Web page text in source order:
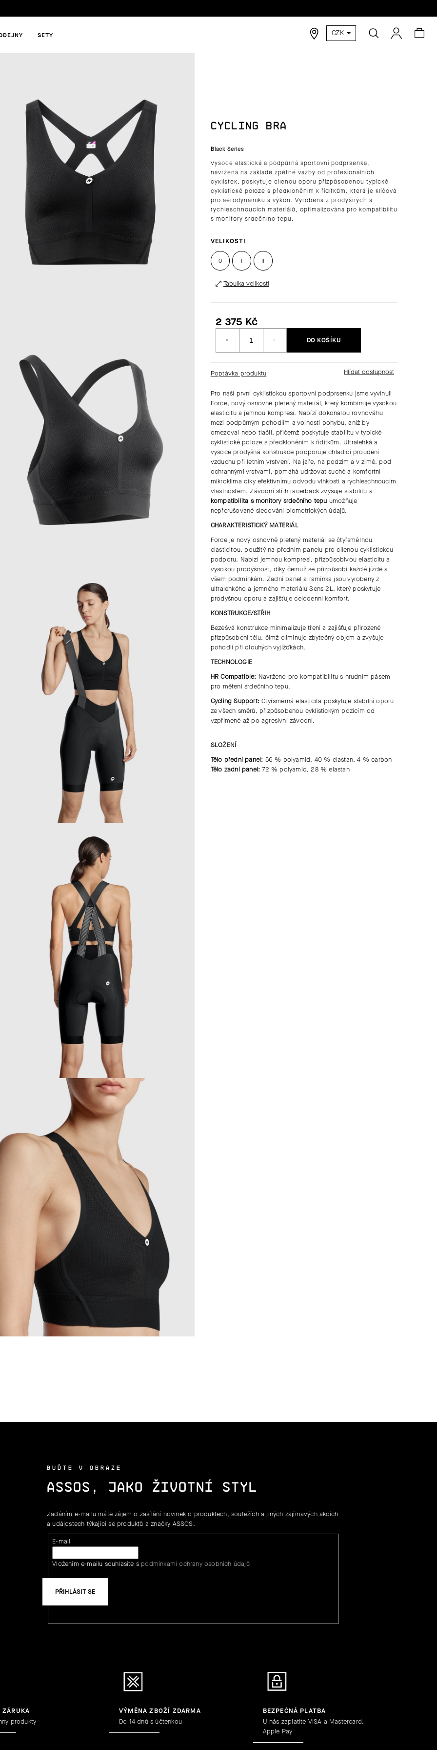
SETY CZK Hledat
CYCLING BRA
Black Series
Vysoce elastická a podpůrná sportovní podprsenka,
navržená na základě zpětné vazby od profesionálních
cyklistek, poskytuje cílenou oporu přizpůsobenou typické
cyklistické poloze s předkloněním k řídítkům, která je klíčová
pro aerodynamiku a výkon. Vyrobena z prodyšných a
rychleschnoucích materiálů, optimalizována pro kompatibilitu
s monitory srdečního tepu.
VELIKOSTI
0 I II
Tabulka velikostí
2 375 Kč
cena:
DO KOŠÍKU
Poptávka produktu
Pro naši první cyklistickou sportovní podprsenku jsme vyvinuli
Force, novýosnovně pletený materiál, který kombinuje vysokou
elasticitu a jemnou kompresi. Nabízí dokonalou rovnováhu
mezi podpůrným pohodlím a volností pohybu, aniž by
omezoval nebo tlačil, přičemž poskytuje stabilitu vtypické
cyklistické poloze s předkloněním k řídítkům. Ultralehká a
vysoce prodyšná konstrukce podporujechladicí proudění
vzduchu při letním vrstvení. Na jaře, na podzim a v zimě, pod
ochrannými vrstvami, pomáháudržovat suché a komfortní
mikroklima díkyefektivnímu odvodu vlhkosti a rychleschnoucím
vlastnostem.Závodní střih racerback zvyšuje stabilitu a
kompatibilita s monitory srdečního tepu umožňuje
nepřerušované sledování biometrických údajů.
CHARAKTERISTICKÝ MATERIÁL
Forceje nový osnovně pletený materiál sečtyřsměrnou
elasticitou, použitý na předním panelu procílenou cyklistickou
podporu. Nabízí jemnou kompresi, přizpůsobivou elasticitu a
vysokou prodyšnost, díky čemuž se přizpůsobí každé jízdě a
všem podmínkám.Zadní panel a ramínka jsou vyrobeny z
ultralehkého a jemného materiálu Sens 2L, který poskytuje
prodyšnou oporua zajišťujecelodenní komfort.
KONSTRUKCE/STŘIH
Bezešvá konstrukce minimalizuje tření a zajišťuje přirozené
přizpůsobení tělu, čímž eliminuje zbytečný objem a zvyšuje
pohodlí při dlouhých vyjížďkách.
TECHNOLOGIE
HR Compatible: Navrženo pro kompatibilitu s hrudním pásem
pro měření srdečního tepu.
Cycling Support:Čtyřsměrná elasticita poskytuje stabilní oporu
ze všech směrů, přizpůsobenou cyklistickým pozicím od
vzpřímené až po agresivní závodní.
SLOŽENÍ
Tělo přední panel: 56 % polyamid, 40 % elastan, 4 % carbon
Tělo zadní panel: 72 % polyamid, 28 % elastan
DOPORUČUJEME
BUĎTE V OBRAZE
ASSOS, JAKO ŽIVOTNÍ STYL
Zadáním e-mailu máte zájem o zasílání novinek o produktech, soutěžích a jiných zajímavých akcích
a událostech týkající se produktů a značky ASSOS.
E-mail
Vložením e-mailu souhlasíte s podmínkami ochrany osobních údajů
PŘIHLÁSIT SE
ZÁRUKA
produkty
VÝMĚNA ZBOŽÍ ZDARMA
Do 14 dnů s účtenkou
BEZPEČNÁ PLATBA
U nás zaplatíte VISA a Mastercard,
Apple Pay